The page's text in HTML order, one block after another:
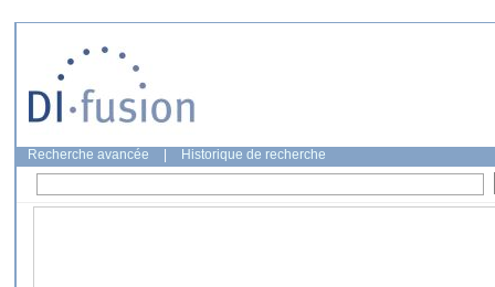
Recherche avancée Historique de recherche